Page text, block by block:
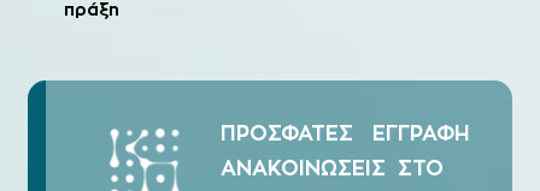
πράξη
ΠΡΟΣΦΑΤΕΣ
ΑΝΑΚΟΙΝΩΣΕΙΣ
ΕΓΓΡΑΦΗ
ΣΤΟ